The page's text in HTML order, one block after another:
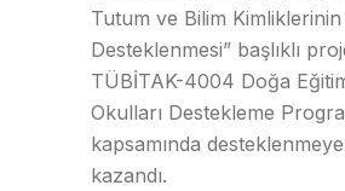
Tutum ve Bilim Kimliklerinin
Desteklenmesi” başlıklı
TÜBİTAK-4004 Doğa
Okulları Destekleme
kapsamında
kazandı.